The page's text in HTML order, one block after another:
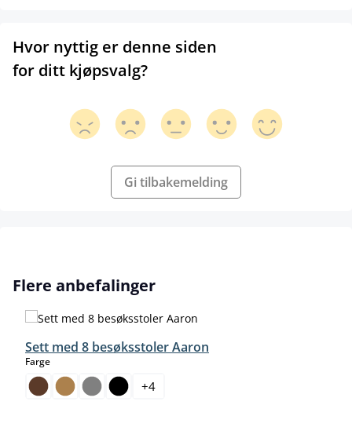
Hvor nyttig er denne siden
for ditt kjøpsvalg?
Gi tilbakemelding
Hopp over produktgalleri
Flere anbefalinger
Sett med 8 besøksstoler Aaron
Fargeselect
+4